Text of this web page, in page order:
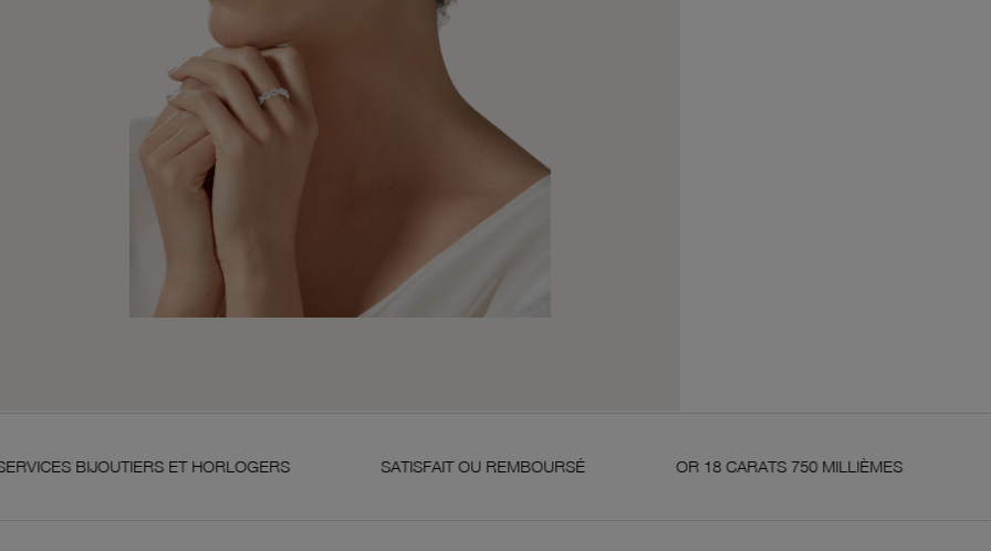
ET HORLOGERS SATISFAIT OU REMBOURSÉ OR 18 CARATS 750 MILLIÈMES